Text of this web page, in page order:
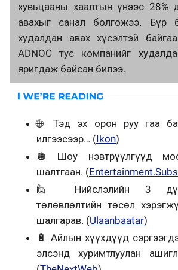
хувьцааны хаалтын үнээс 28%
авахыг санал болгожээ. Бүр
худалдан авах хүсэлтэй
ADNOC тус компанийг
яригдаж байсан билээ.
🌐
Тэд эх орон руу гаа
илгээсээр… (Ikon)
🪩
Шоу нэвтрүүлгүүд
шалтгаан. (
🙋
Нийслэлийн 3
төлөвлөлтийн төсөл
шалгарав. (Ulaanbaatar)
🔋 Айлын хүүхдүүд
элсэнд хуримтлуулан